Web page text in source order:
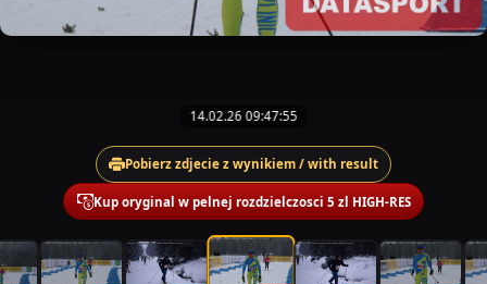
14.02.26 09:47:55
Pobierz zdjecie z wynikiem / with result
Kup oryginal w pelnej rozdzielczosci 5 zl HIGH-RES